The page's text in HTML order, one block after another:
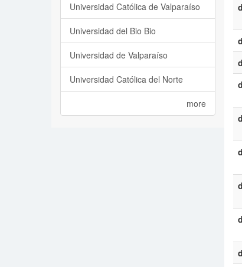
Universidad Católica de Valparaíso
Universidad del Bio Bio
Universidad de Valparaíso
Universidad Católica del Norte
more